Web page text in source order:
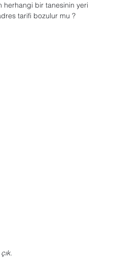
herhangi bir tanesinin yeri
tarifi bozulur mu ?